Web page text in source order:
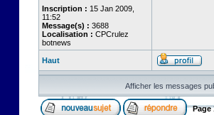
Inscription : 15 Jan 2009,
11:52
Message(s) : 3688
Localisation : CPCrulez
botnews
Haut
Afficher les messages
Page